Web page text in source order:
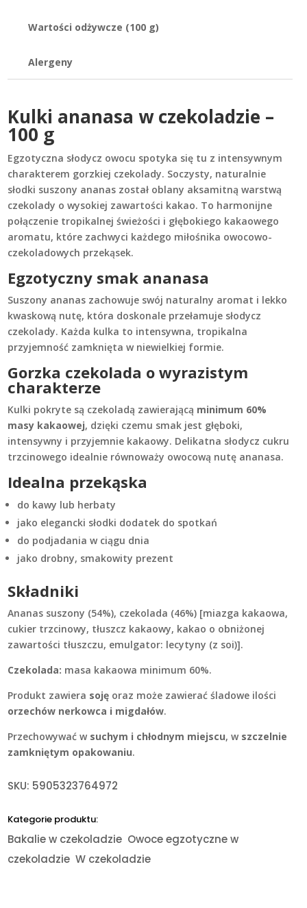
Wartości odżywcze (100 g)
Alergeny
Kulki ananasa w czekoladzie –
100 g
Egzotyczna słodycz owocu spotyka się tu z intensywnym
charakterem gorzkiej czekolady. Soczysty, naturalnie
słodki suszony ananas został oblany aksamitną warstwą
czekolady o wysokiej zawartości kakao. To harmonijne
połączenie tropikalnej świeżości i głębokiego kakaowego
aromatu, które zachwyci każdego miłośnika owocowo-
czekoladowych przekąsek.
Egzotyczny smak ananasa
Suszony ananas zachowuje swój naturalny aromat i lekko
kwaskową nutę, która doskonale przełamuje słodycz
czekolady. Każda kulka to intensywna, tropikalna
przyjemność zamknięta w niewielkiej formie.
Gorzka czekolada o wyrazistym
charakterze
Kulki pokryte są czekoladą zawierającą minimum 60%
masy kakaowej, dzięki czemu smak jest głęboki,
intensywny i przyjemnie kakaowy. Delikatna słodycz cukru
trzcinowego idealnie równoważy owocową nutę ananasa.
Idealna przekąska
do kawy lub herbaty
jako elegancki słodki dodatek do spotkań
do podjadania w ciągu dnia
jako drobny, smakowity prezent
Składniki
Ananas suszony (54%), czekolada (46%) [miazga kakaowa,
cukier trzcinowy, tłuszcz kakaowy, kakao o obniżonej
zawartości tłuszczu, emulgator: lecytyny (z soi)].
Czekolada: masa kakaowa minimum 60%.
Produkt zawiera soję oraz może zawierać śladowe ilości
orzechów nerkowca i migdałów.
Przechowywać w suchym i chłodnym miejscu, w szczelnie
zamkniętym opakowaniu.
SKU: 5905323764972
Kategorie produktu:
Bakalie w czekoladzie Owoce egzotyczne w
czekoladzie W czekoladzie